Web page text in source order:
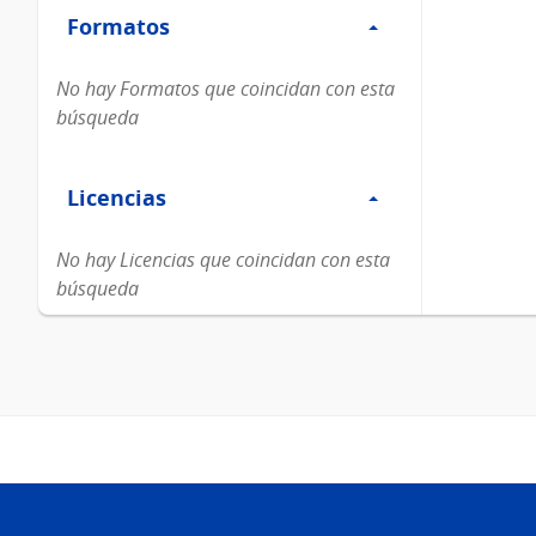
Formatos
Formatos
No hay Formatos que coincidan con esta
búsqueda
Licencias
Licencias
No hay Licencias que coincidan con esta
búsqueda